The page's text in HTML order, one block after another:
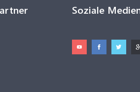
Soziale